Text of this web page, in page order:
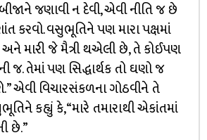
જણાવી ન દેવી, એવી નીતિ જ છે
કરવો. વસુભૂતિને પણ મારા પક્ષમાં
મારી જે મૈત્રી થએલી છે, તે કોઈપણ
જ. તેમાં પણ સિદ્ધાર્થક તો ઘણો જ
એવી વિચારસંકળના ગોઠવીને તે
કહ્યું કે, “મારે તમારાથી એકાંતમાં
છે.”